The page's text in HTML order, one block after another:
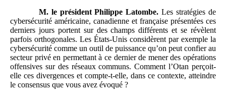
M. le président Philippe Latombe. Les stratégies de
cybersécurité américaine, canadienne et française présentées ces
derniers jours portent sur des champs différents et se révèlent
parfois orthogonales. Les États-Unis considèrent par exemple la
cybersécurité comme un outil de puissance qu’on peut confier au
secteur privé en permettant à ce dernier de mener des opérations
offensives sur des réseaux communs. Comment l’Otan perçoit-
elle ces divergences et compte-t-elle, dans ce contexte, atteindre
le consensus que vous avez évoqué ?